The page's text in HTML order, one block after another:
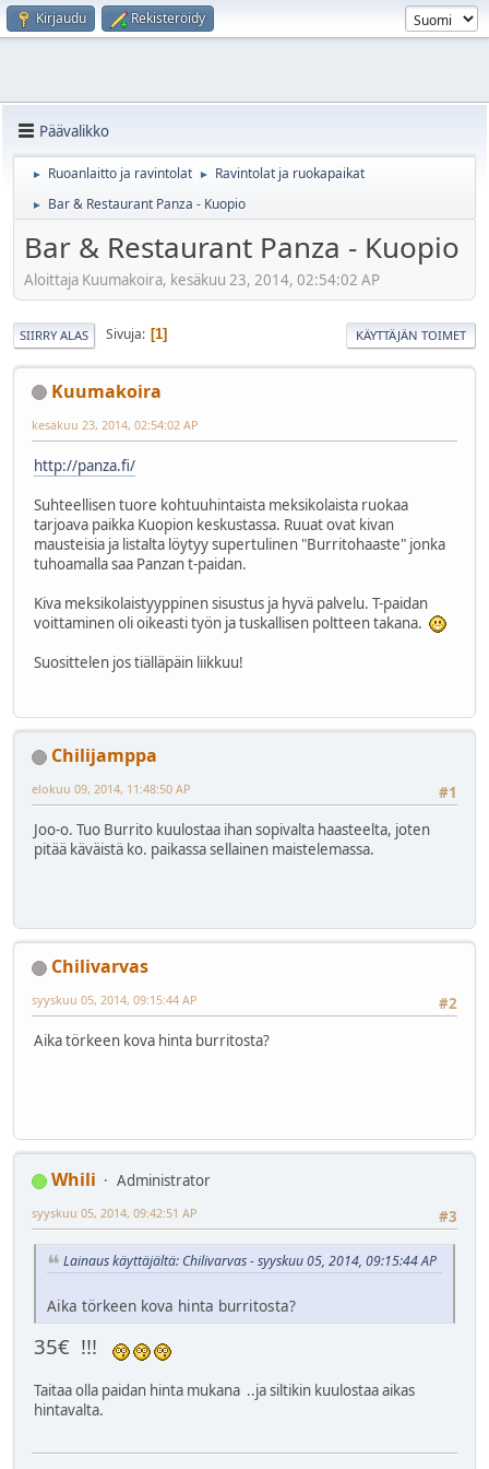
Kirjaudu Rekisteröidy
Päävalikko
► Ruoanlaitto ja ravintolat ► Ravintolat ja ruokapaikat
► Bar & Restaurant Panza - Kuopio
Bar & Restaurant Panza - Kuopio
Aloittaja Kuumakoira, kesäkuu 23, 2014, 02:54:02 AP
SIIRRY ALAS Sivuja 1 KÄYTTÄJÄN TOIMET
Kuumakoira
kesäkuu 23, 2014, 02:54:02 AP
http://panza.fi/
Suhteellisen tuore kohtuuhintaista meksikolaista ruokaa
tarjoava paikka Kuopion keskustassa. Ruuat ovat kivan
mausteisia ja listalta löytyy supertulinen "Burritohaaste" jonka
tuhoamalla saa Panzan t-paidan.
Kiva meksikolaistyyppinen sisustus ja hyvä palvelu. T-paidan
voittaminen oli oikeasti työn ja tuskallisen poltteen takana.
Suosittelen jos tiälläpäin liikkuu!
Chilijamppa
#1
elokuu 09, 2014, 11:48:50 AP
Joo-o. Tuo Burrito kuulostaa ihan sopivalta haasteelta, joten
pitää käväistä ko. paikassa sellainen maistelemassa.
Chilivarvas
#2
syyskuu 05, 2014, 09:15:44 AP
Aika törkeen kova hinta burritosta?
Whili
Administrator
#3
syyskuu 05, 2014, 09:42:51 AP
Lainaus käyttäjältä: Chilivarvas - syyskuu 05, 2014, 09:15:44 AP
Aika törkeen kova hinta burritosta?
35€ !!!
Taitaa olla paidan hinta mukana ..ja siltikin kuulostaa aikas
hintavalta.